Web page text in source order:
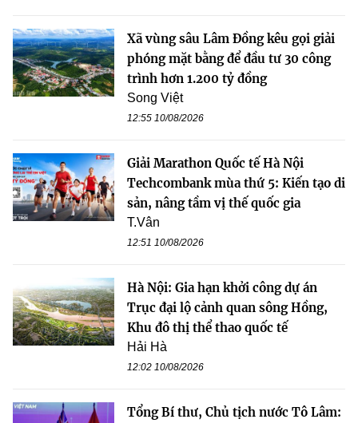
Xã vùng sâu Lâm Đồng kêu gọi giải
phóng mặt bằng để đầu tư 30 công
trình hơn 1.200 tỷ đồng
Song Việt
12:55 10/08/2026
Giải Marathon Quốc tế Hà Nội
Techcombank mùa thứ 5: Kiến tạo di
sản, nâng tầm vị thế quốc gia
T.Vân
12:51 10/08/2026
Hà Nội: Gia hạn khởi công dự án
Trục đại lộ cảnh quan sông Hồng,
Khu đô thị thể thao quốc tế
Hải Hà
12:02 10/08/2026
Tổng Bí thư, Chủ tịch nước Tô Lâm: